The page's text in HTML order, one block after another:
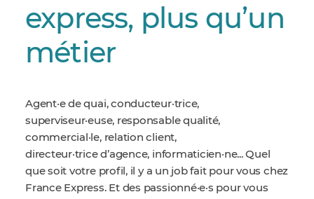
express, plus qu’un
métier
Agent·e de quai, conducteur·trice,
superviseur·euse, responsable qualité,
commercial·le, relation client,
directeur·trice d’agence, informaticien·ne... Quel
que soit votre profil, il y a un job fait pour vous chez
France Express. Et des passionné·e·s pour vous